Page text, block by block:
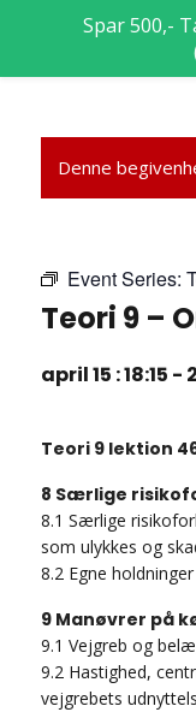
Denne
Event Series:
Teori 9 –
april 15 : 18:15 -
Teori 9 lektion
8 Særlige
8.1 Særlige
som ulykkes og
8.2 Egne
9 Manøvrer på
9.1 Vejgreb og
9.2 Hastighed,
vejgrebets
Spar 500,-